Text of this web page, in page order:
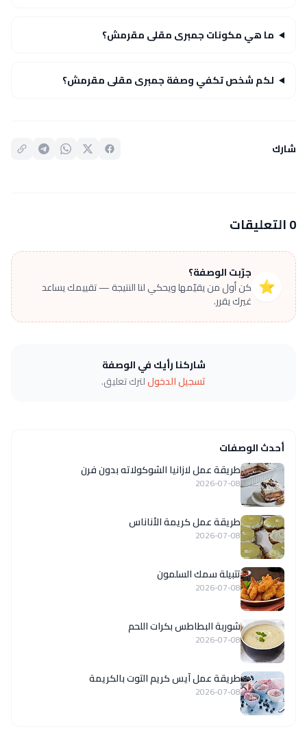
ما هي مكونات جمبرى مقلى مقرمش؟
لكم شخص تكفي وصفة جمبرى مقلى مقرمش؟
شارك
0 التعليقات
⭐
جرّبت الوصفة؟
كن أول من يقيّمها ويحكي لنا النتيجة — تقييمك يساعد
غيرك يقرر.
شاركنا رأيك في الوصفة
تسجيل الدخوللترك تعليق.
أحدث الوصفات
طريقة عمل لازانيا الشوكولاته بدون فرن
2026-07-08
طريقة عمل كريمة الأناناس
2026-07-08
تتبيلة سمك السلمون
2026-07-08
شوربة البطاطس بكرات اللحم
2026-07-08
طريقة عمل آيس كريم التوت بالكريمة
2026-07-08